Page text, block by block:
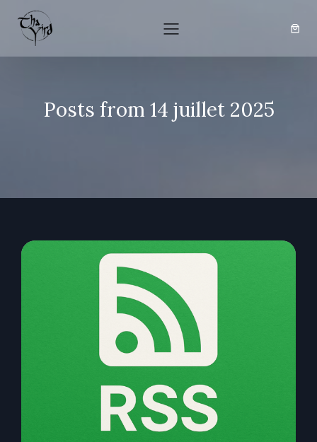
Posts from 14 juillet 2025